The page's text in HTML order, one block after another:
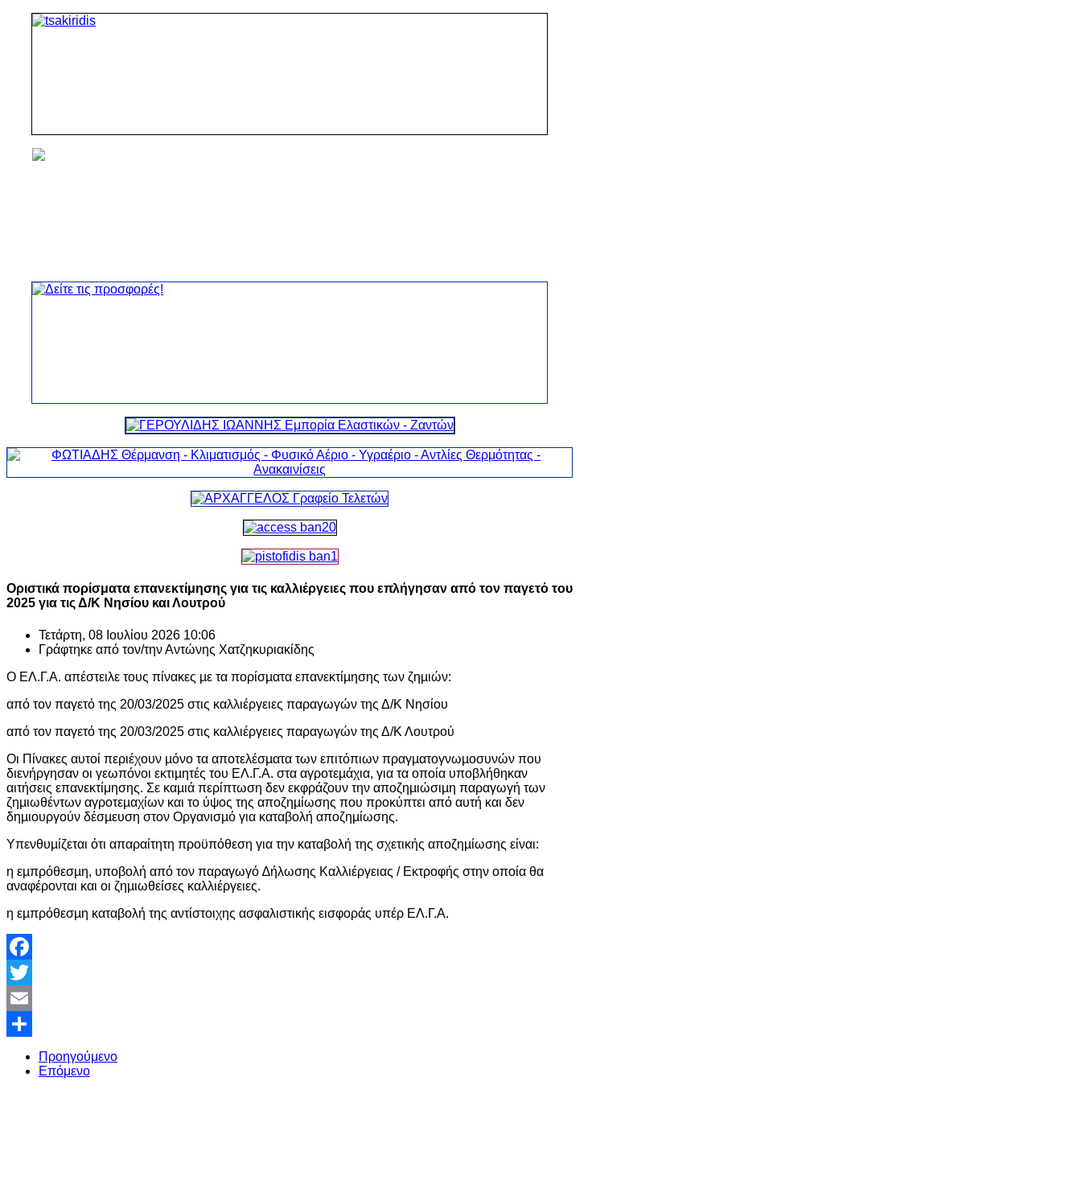
Οριστικά πορίσματα επανεκτίμησης για τις καλλιέργειες που επλήγησαν από τον παγετό του
2025 για τις Δ/Κ Νησίου και Λουτρού
Τετάρτη, 08 Ιουλίου 2026 10:06
Γράφτηκε από τον/τηνΑντώνης Χατζηκυριακίδης
Ο ΕΛ.Γ.Α. απέστειλε τους πίνακες µε τα πορίσµατα επανεκτίµησης των ζηµιών:
από τον παγετό της 20/03/2025 στις καλλιέργειες παραγωγών της Δ/Κ Νησίου
από τον παγετό της 20/03/2025 στις καλλιέργειες παραγωγών της Δ/Κ Λουτρού
Οι Πίνακες αυτοί περιέχουν µόνο τα αποτελέσµατα των επιτόπιων πραγµατογνωµοσυνών που
διενήργησαν οι γεωπόνοι εκτιµητές του ΕΛ.Γ.Α. στα αγροτεµάχια, για τα οποία υποβλήθηκαν
αιτήσεις επανεκτίμησης. Σε καµιά περίπτωση δεν εκφράζουν την αποζηµιώσιµη παραγωγή των
ζηµιωθέντων αγροτεµαχίων και το ύψος της αποζηµίωσης που προκύπτει από αυτή και δεν
δηµιουργούν δέσµευση στον Οργανισµό για καταβολή αποζηµίωσης.
Υπενθυµίζεται ότι απαραίτητη προϋπόθεση για την καταβολή της σχετικής αποζηµίωσης είναι:
η εµπρόθεσµη, υποβολή από τον παραγωγό ∆ήλωσης Καλλιέργειας / Εκτροφής στην οποία θα
αναφέρονται και οι ζηµιωθείσες καλλιέργειες.
η εµπρόθεσµη καταβολή της αντίστοιχης ασφαλιστικής εισφοράς υπέρ ΕΛ.Γ.Α.
Facebook
Twitter
Email
Share
Προηγούμενο
Επόμενο